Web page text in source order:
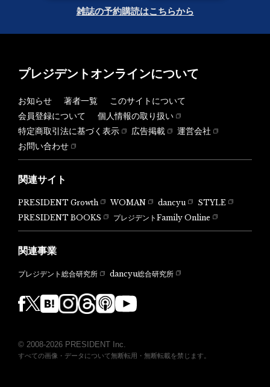
雑誌の予約購読はこちらから
プレジデントオンラインについて
お知らせ 著者一覧
このサイトについて
会員登録について
個人情報の取り扱い
特定商取引法に基づく表示
広告掲載
運営会社
お問い合わせ
関連サイト
PRESIDENT Growth WOMAN dancyu
STYLE
PRESIDENT BOOKS
プレジデントFamily Online
関連事業
プレジデント総合研究所 dancyu総合研究所
© 2008-2026 PRESIDENT Inc.
すべての画像・データについて無断転用・無断転載を禁じます。